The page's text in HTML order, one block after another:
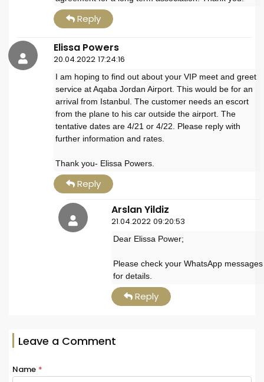
Reply
Elissa Powers
20.04.2022 17:24:16
I am hoping to find out about your VIP meet and greet
service at Aqaba Jordan Airport. This would be for an
arrival from Istanbul. The customer needs an escort
from the plane to his car outside the airport. The
tentative dates are 4/21 or 4/22. Please reply with
further information and rates.
Thank you- Elissa Powers.
Reply
Arslan Yildiz
21.04.2022 09:20:53
Dear Elissa Power;
Please check your WhatsApp messages
for details.
Reply
Leave a Comment
Name *